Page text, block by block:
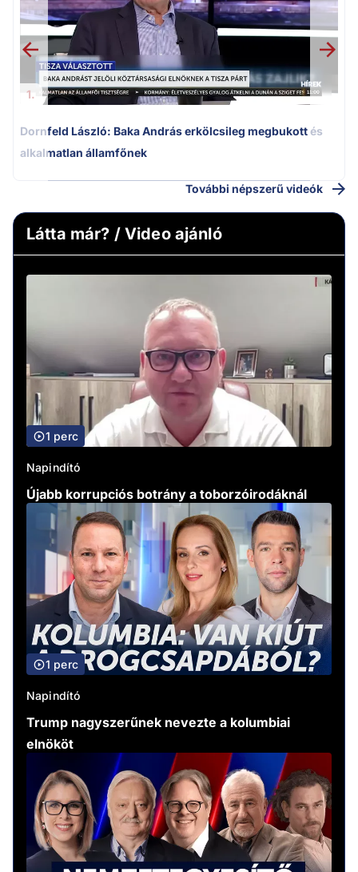
1.
Dornfeld László: Baka András erkölcsileg megbukott és
alkalmatlan államfőnek
További népszerű videók
Látta már? / Video ajánló
1 perc
Napindító
Újabb korrupciós botrány a toborzóirodáknál
1 perc
Napindító
Trump nagyszerűnek nevezte a kolumbiai
elnököt